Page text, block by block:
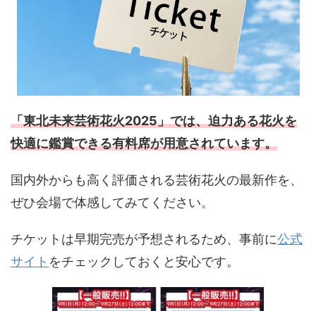
「東北未来芸術花火2025」では、迫力ある花火を
快適に鑑賞できる有料席が用意されています。
国内外からも高く評価される芸術花火の最新作を、
ぜひ会場で体感してみてください。
チケットは早期完売が予想されるため、事前に公式
サイト をチェックしておくと安心です。